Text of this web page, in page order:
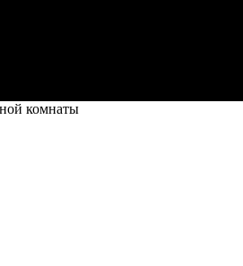
комнаты